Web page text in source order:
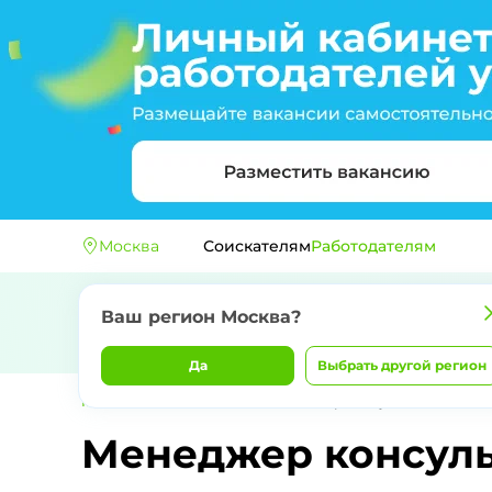
Москва
Ваш регион Москва?
Да Выбрать другой регион
СоискателямРаботодателям
Главная
Менеджер